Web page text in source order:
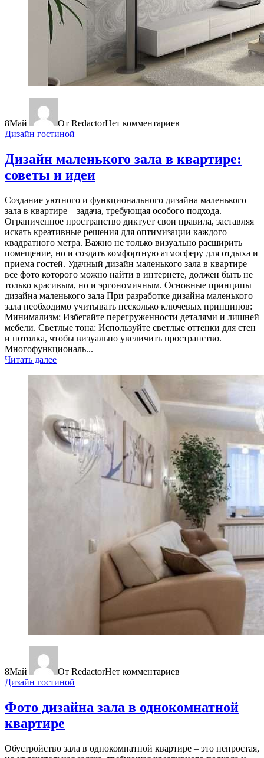
8Май От RedactorНет комментариев
Дизайн гостиной
Дизайн маленького зала в квартире:
советы и идеи
Создание уютного и функционального дизайна маленького
зала в квартире – задача, требующая особого подхода.
Ограниченное пространство диктует свои правила, заставляя
искать креативные решения для оптимизации каждого
квадратного метра. Важно не только визуально расширить
помещение, но и создать комфортную атмосферу для отдыха и
приема гостей. Удачный дизайн маленького зала в квартире
все фото которого можно найти в интернете, должен быть не
только красивым, но и эргономичным. Основные принципы
дизайна маленького зала При разработке дизайна маленького
зала необходимо учитывать несколько ключевых принципов:
Минимализм: Избегайте перегруженности деталями и лишней
мебели. Светлые тона: Используйте светлые оттенки для стен
и потолка, чтобы визуально увеличить пространство.
Многофункциональ...
Читать далее
8Май От RedactorНет комментариев
Дизайн гостиной
Фото дизайна зала в однокомнатной
квартире
Обустройство зала в однокомнатной квартире – это непростая,